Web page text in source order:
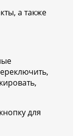
а также
для